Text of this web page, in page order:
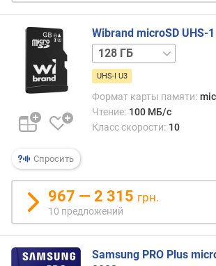
ь
з
а
и
с
д
а
н
ы
(
/
с
Спросить
Wibrand microSD UHS-
64 ГБ
UHS-I U3
Формат карты памяти:
Чтение: 100 МБ/с
Класс скорости: 10
967 — 2 315 грн.
10 предложений
Samsung PRO Plus